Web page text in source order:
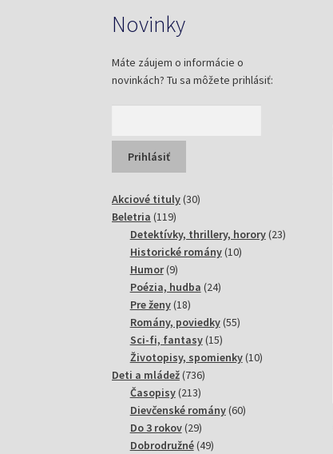
Novinky
Máte záujem o informácie o
novinkách? Tu sa môžete prihlásiť:
Akciové tituly 3030
Beletria 119119
produktov
Detektívky, thrillery, horory 2323
Historické romány 1010
Humor 99
produktov
Poézia, hudba 2424
Pre ženy 1818
produktov
Romány, poviedky 5555
Sci-fi, fantasy 1515
produktov
Životopisy, spomienky 1010
Deti a mládež 736736
Časopisy 213213
produktov
Dievčenské romány 6060
Do 3 rokov 2929
produktov
Dobrodružné 4949